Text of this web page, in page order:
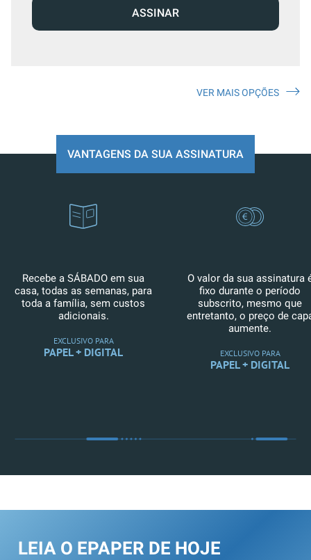
ASSINAR
VER MAIS OPÇÕES
VANTAGENS DA SUA ASSINATURA
Recebe a SÁBADO em sua
casa, todas as semanas, para
toda a família, sem custos
adicionais.
EXCLUSIVO PARA
PAPEL + DIGITAL
O valor da sua assinatura
fixo durante o período
subscrito, mesmo que
entretanto, o preço de
aumente.
EXCLUSIVO PARA
PAPEL + DIGITAL
LEIA O EPAPER DE HOJE